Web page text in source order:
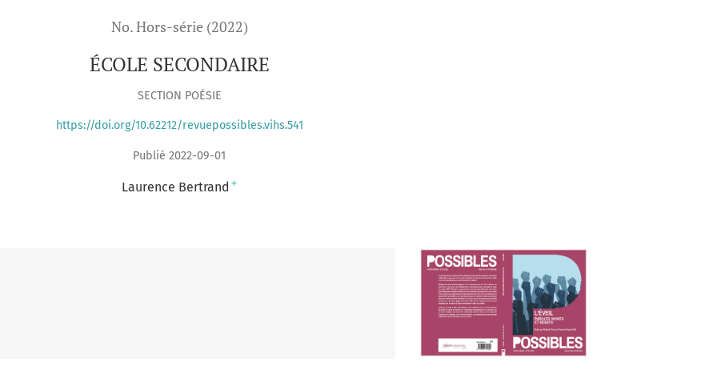
No. Hors-série (2022)
ÉCOLE SECONDAIRE
SECTION POÉSIE
https://doi.org/10.62212/revuepossibles.vihs.541
Publié 2022-09-01
Laurence Bertrand +